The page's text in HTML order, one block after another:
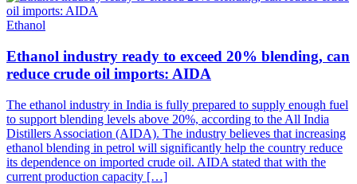
Ethanol
Ethanol industry ready to exceed 20% blending, can
reduce crude oil imports: AIDA
The ethanol industry in India is fully prepared to supply enough fuel
to support blending levels above 20%, according to the All India
Distillers Association (AIDA). The industry believes that increasing
ethanol blending in petrol will significantly help the country reduce
its dependence on imported crude oil. AIDA stated that with the
current production capacity […]